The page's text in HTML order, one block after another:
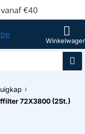
€40
72X3800 (2St.)